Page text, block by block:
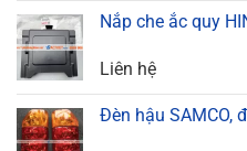
Nắp che ắc quy
Liên hệ
Đèn hậu SAMCO,